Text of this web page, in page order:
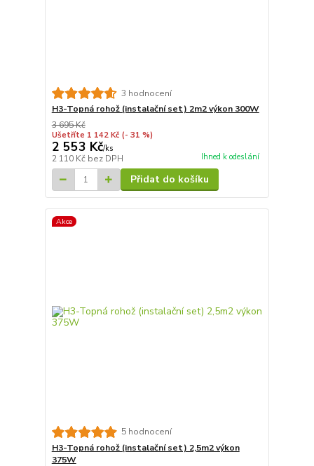
3 hodnocení
H3-Topná rohož (instalační set) 2m2 výkon 300W
3 695 Kč
Ušetříte 1 142 Kč (- 31 %)
2 553 Kč/ks
2 110 Kč bez DPH Ihned k odeslání
Přidat do košíku
Akce
5 hodnocení
H3-Topná rohož (instalační set) 2,5m2 výkon
375W